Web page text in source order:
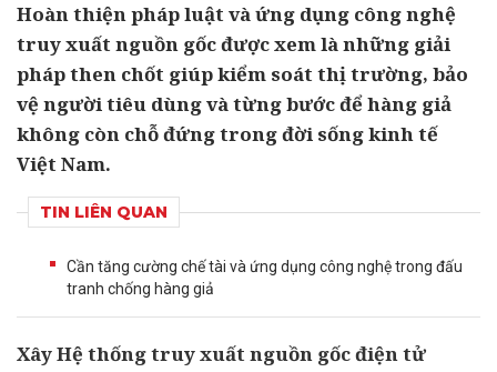
Hoàn thiện pháp luật và ứng dụng công nghệ
truy xuất nguồn gốc được xem là những giải
pháp then chốt giúp kiểm soát thị trường, bảo
vệ người tiêu dùng và từng bước để hàng giả
không còn chỗ đứng trong đời sống kinh tế
Việt Nam.
TIN LIÊN QUAN
Cần tăng cường chế tài và ứng dụng công nghệ trong đấu
tranh chống hàng giả
Xây Hệ thống truy xuất nguồn gốc điện tử